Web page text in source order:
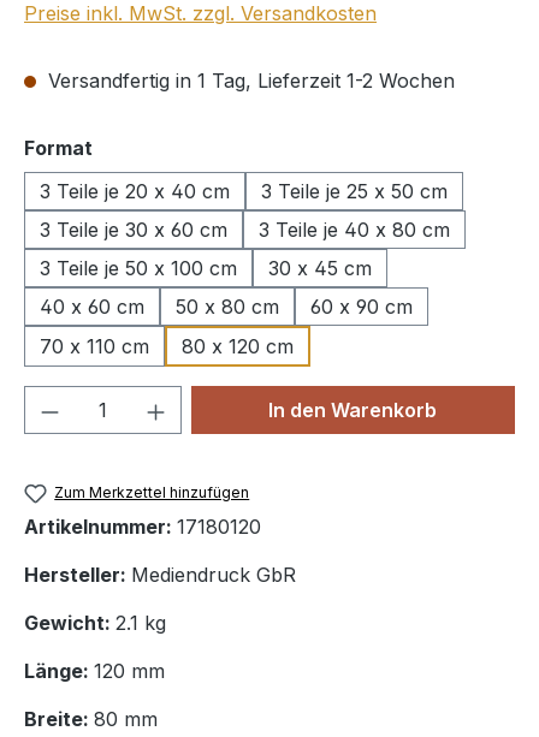
Preise inkl. MwSt. zzgl. Versandkosten
Versandfertig in 1 Tag, Lieferzeit 1-2 Wochen
Format
3 Teile je 20 x 40 cm
3 Teile je 25 x 50 cm
3 Teile je 30 x 60 cm
3 Teile je 40 x 80 cm
3 Teile je 50 x 100 cm
30 x 45 cm
40 x 60 cm
50 x 80 cm
60 x 90 cm
70 x 110 cm
80 x 120 cm
Produkt Anzahl: Gib denIn den Warenkorb
Zum Merkzettel hinzufügen
Artikelnummer: 17180120
Hersteller: Mediendruck GbR
Gewicht: 2.1 kg
Länge: 120 mm
Breite: 80 mm